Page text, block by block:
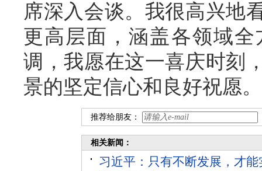
席深入会谈。我很高兴地
更高层面，涵盖各领域
调，我愿在这一喜庆时刻
景的坚定信心和良好祝愿。
推荐给朋友：
相关新闻：
习近平：只有不断发展，才